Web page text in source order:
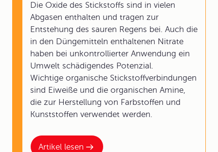
Artikel lesen
Die Oxide des Stickstoffs sind in vielen
Abgasen enthalten und tragen zur
Entstehung des sauren Regens bei. Auch die
in den Düngemitteln enthaltenen Nitrate
haben bei unkontrollierter Anwendung ein
Umwelt schädigendes Potenzial.
Wichtige organische Stickstoffverbindungen
sind Eiweiße und die organischen Amine,
die zur Herstellung von Farbstoffen und
Kunststoffen verwendet werden.